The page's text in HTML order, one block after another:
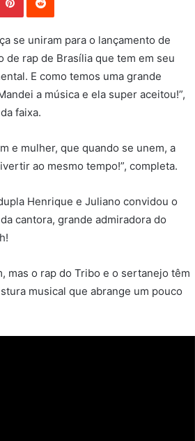
se uniram para o lançamento de
de rap de Brasília que tem em seu
E como temos uma grande
a música e ela super aceitou!”,
faixa.
e mulher, que quando se unem, a
ao mesmo tempo!”, completa.
Henrique e Juliano convidou o
cantora, grande admiradora do
mas o rap do Tribo e o sertanejo têm
musical que abrange um pouco